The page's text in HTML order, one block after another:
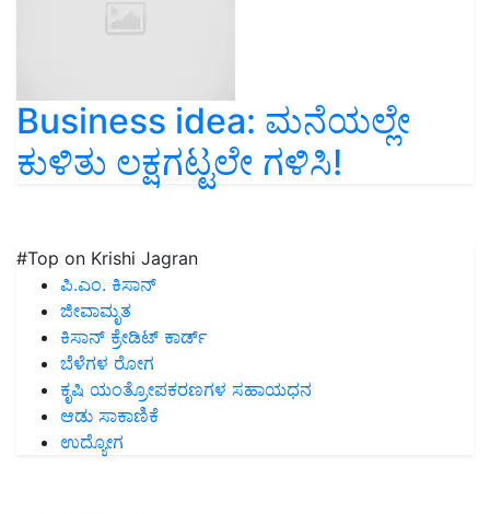
Business idea: ಮನೆಯಲ್ಲೇ
ಕುಳಿತು ಲಕ್ಷಗಟ್ಟಲೇ ಗಳಿಸಿ!
#Top on Krishi Jagran
ಪಿ.ಎಂ. ಕಿಸಾನ್
ಜೀವಾಮೃತ
ಕಿಸಾನ್ ಕ್ರೇಡಿಟ್ ಕಾರ್ಡ್
ಬೆಳೆಗಳ ರೋಗ
ಕೃಷಿ ಯಂತ್ರೋಪಕರಣಗಳ ಸಹಾಯಧನ
ಆಡು ಸಾಕಾಣಿಕೆ
ಉದ್ಯೋಗ